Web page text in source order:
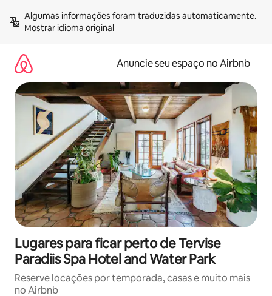
para
Mostrar idioma original
Anuncie seu espaço no Airbnb
Lugares para ficar perto de Tervise
Paradiis Spa Hotel and Water Park
Reserve locações por temporada, casas e muito mais
no Airbnb